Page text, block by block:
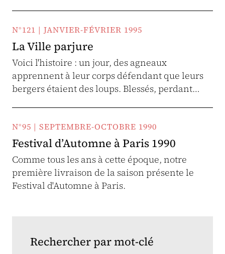
N°121 | JANVIER-FÉVRIER 1995
La Ville parjure
Voici l'histoire : un jour, des agneaux
apprennent à leur corps défendant que leurs
bergers étaient des loups. Blessés, perdant…
N°95 | SEPTEMBRE-OCTOBRE 1990
Festival d’Automne à Paris 1990
Comme tous les ans à cette époque, notre
première livraison de la saison présente le
Festival d'Automne à Paris.
Rechercher par mot-clé